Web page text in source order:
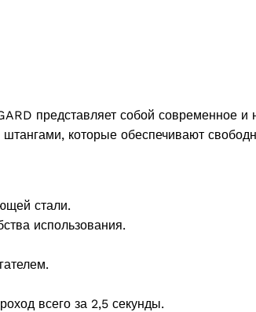
представляет собой современное и
которые обеспечивают
стали.
использования.
всего за 2,5 секунды.